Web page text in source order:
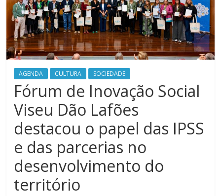
AGENDA CULTURA SOCIEDADE
Fórum de Inovação Social
Viseu Dão Lafões
destacou o papel das IPSS
e das parcerias no
desenvolvimento do
território